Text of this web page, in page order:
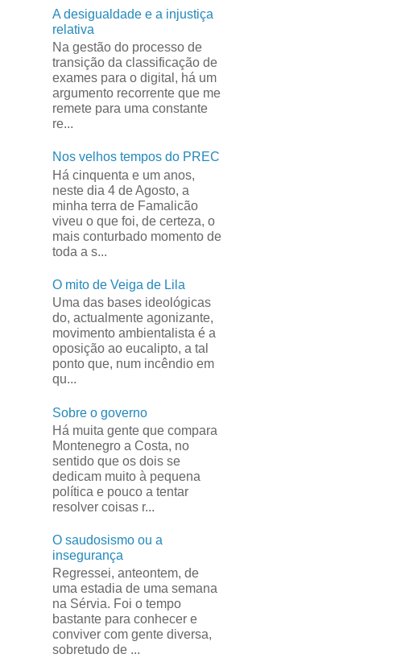
A desigualdade e a injustiça
relativa
Na gestão do processo de
transição da classificação de
exames para o digital, há um
argumento recorrente que me
remete para uma constante
re...
Nos velhos tempos do PREC
Há cinquenta e um anos,
neste dia 4 de Agosto, a
minha terra de Famalicão
viveu o que foi, de certeza, o
mais conturbado momento de
toda a s...
O mito de Veiga de Lila
Uma das bases ideológicas
do, actualmente agonizante,
movimento ambientalista é a
oposição ao eucalipto, a tal
ponto que, num incêndio em
qu...
Sobre o governo
Há muita gente que compara
Montenegro a Costa, no
sentido que os dois se
dedicam muito à pequena
política e pouco a tentar
resolver coisas r...
O saudosismo ou a
insegurança
Regressei, anteontem, de
uma estadia de uma semana
na Sérvia. Foi o tempo
bastante para conhecer e
conviver com gente diversa,
sobretudo de ...